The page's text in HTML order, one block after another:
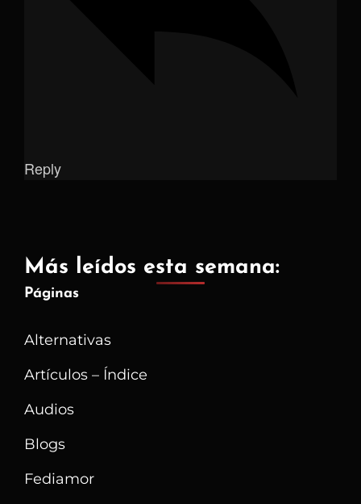
Reply
Más leídos esta semana:
Páginas
Alternativas
Artículos – Índice
Audios
Blogs
Fediamor